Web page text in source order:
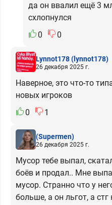
да он ввалил ещё 3
схлопнулся
0
0
Lynnot178(lynnot178)
26 декабря 2025 г.
Наверное, это что-то
новых игроков
0
1
(Supermen)
26 декабря 2025 г.
Мусор тебе выпал,
боёв и продал.. Мне
мусор. Странно что у
больше, а он льгот, а стг